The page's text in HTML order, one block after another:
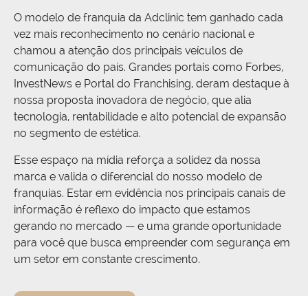
O modelo de franquia da Adclinic tem ganhado cada
vez mais reconhecimento no cenário nacional e
chamou a atenção dos principais veículos de
comunicação do país. Grandes portais como Forbes,
InvestNews e Portal do Franchising, deram destaque à
nossa proposta inovadora de negócio, que alia
tecnologia, rentabilidade e alto potencial de expansão
no segmento de estética.
Esse espaço na mídia reforça a solidez da nossa
marca e valida o diferencial do nosso modelo de
franquias. Estar em evidência nos principais canais de
informação é reflexo do impacto que estamos
gerando no mercado — e uma grande oportunidade
para você que busca empreender com segurança em
um setor em constante crescimento.